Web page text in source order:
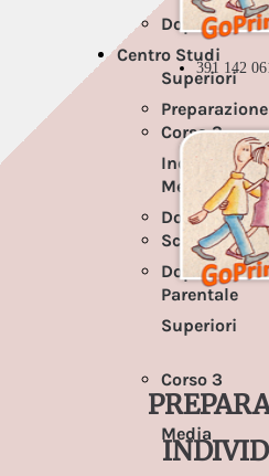
Doposcuola
Superiori
Corso 3
Media
Scuola
Parentale
391 142
Centro Studi
Preparazione
Individuale
Doposcuola
Doposcuola
Superiori
Corso 3
Media